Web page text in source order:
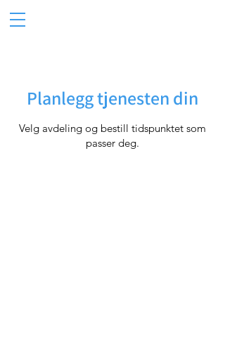
Planlegg tjenesten din
Velg avdeling og bestill tidspunktet som
passer deg.